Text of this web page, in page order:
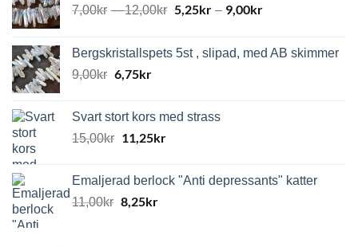
7,00kr –12,00kr 5,25kr– 9,00kr
Bergskristallspets 5st , slipad, med AB skimmer
9,00kr 6,75kr
Svart stort kors med strass
15,00kr 11,25kr
Emaljerad berlock "Anti depressants" katter
11,00kr 8,25kr